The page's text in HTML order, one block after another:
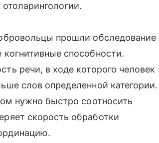
прошли обследование
способности.
речи, в ходе которого человек
слов определенной категории.
нужно быстро соотносить
скорость обработки